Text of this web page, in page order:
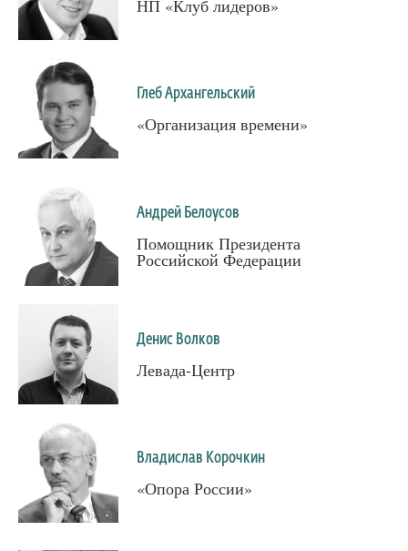
НП «Клуб лидеров»
Глеб Архангельский
«Организация времени»
Андрей Белоусов
Помощник Президента
Российской Федерации
Денис Волков
Левада-Центр
Владислав Корочкин
«Опора России»